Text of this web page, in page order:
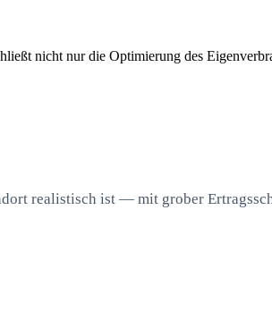
nicht nur die Optimierung des
realistisch ist — mit grober